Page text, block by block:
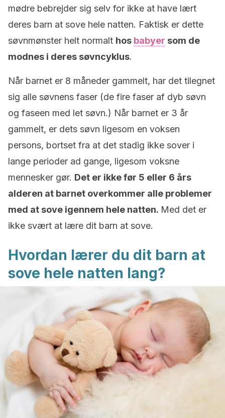
mødre bebrejder sig selv for ikke at have lært
deres barn at sove hele natten. Faktisk er dette
søvnmønster helt normalt hos babyer som de
modnes i deres søvncyklus.
Når barnet er 8 måneder gammelt, har det tilegnet
sig alle søvnens faser (de fire faser af dyb søvn
og faseen med let søvn.) Når barnet er 3 år
gammelt, er dets søvn ligesom en voksen
persons, bortset fra at det stadig ikke sover i
lange perioder ad gange, ligesom voksne
mennesker gør. Det er ikke før 5 eller 6 års
alderen at barnet overkommer alle problemer
med at sove igennem hele natten. Med det er
ikke svært at lære dit barn at sove.
Hvordan lærer du dit barn at
sove hele natten lang?